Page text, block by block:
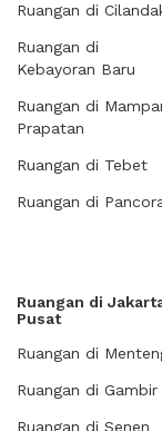
Ruangan di
Ruangan di
Kebayoran Baru
Ruangan di
Prapatan
Ruangan di Tebet
Ruangan di
Ruangan di
Pusat
Ruangan di
Ruangan di Gambir
Ruangan di Senen